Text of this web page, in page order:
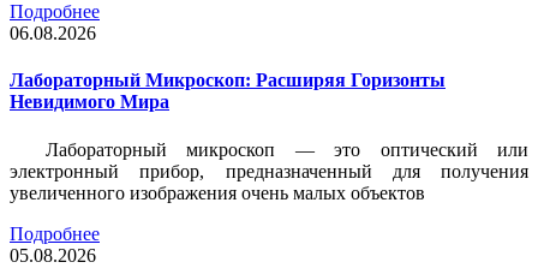
Подробнее
06.08.2026
Лабораторный Микроскоп: Расширяя Горизонты
Невидимого Мира
Лабораторный микроскоп — это оптический или
электронный прибор, предназначенный для получения
увеличенного изображения очень малых объектов
Подробнее
05.08.2026